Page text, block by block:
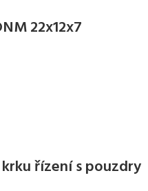
22x12x7
řízení s pouzdry